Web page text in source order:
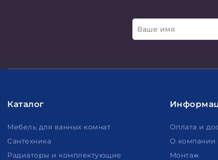
Ваше имя
Каталог
Мебель для ванных комнат
Сантехника
Радиаторы и комплектующие
Оплата и
О компании
Монтаж